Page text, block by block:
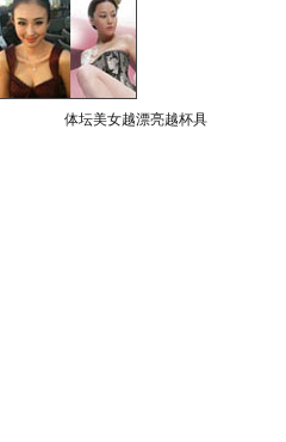
体坛美女越漂亮越杯具